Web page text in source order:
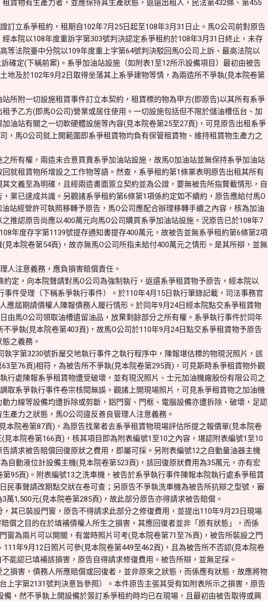
賃物有生產力者，並應保持其生產狀態，返還出租人，民法第432條、第455
訂立系爭租約，租期自102年7月25日起至108年3月31日止。馬O公司前對原告
本院以108年度重訴字第303號判決認定系爭租約於108年3月31日終止，未存
等法院臺中分院以109年度重上字第64號判決駁回馬O公司上訴、最高法院以
確定(下稱前案)。系爭加油站設施（如附表1至12所示設備項目）最初由被告
地及於102年9月2日取得坐落其上系爭建物等情，為兩造所不爭執(見本院卷第
所附一切設施租賃事件訂立本契約，租賃標的物為甲方(即原告)以其所有系爭
予乙方(即馬O公司)營業或居住使用。一切設施包括但不限於儲油槽伍台、加
油站有關之一切軟硬體設施等內容(見本院卷第25至27頁)，可見原告出租系爭
，馬O公司就上開範圍即系爭租賃物均負有保管租賃物、維持租賃物生產力之
所有權，兩造未合意買賣系爭加油站設施，故馬O加油站並無保持系爭加油站
就租賃物所增設之工作物等語。然查，系爭租約第1條業表明原告出租其所有
文義至為明確，且經兩造書面簽立契約並為公證，要無被告所指贅載情形，自
業已達成共識。另觀諸系爭租約第6條第1項係約定如不續約，原告應給付馬O
站經營許可執照移轉予原告，馬O公司應配合辦理移轉手續之內容，核為加油
推認原告尚應以400萬元向馬O公司購買系爭加油站設施。況原告已於108年7
年度存字第1139號提存通知書提存400萬元，故被告並無系爭租約第6條第2項
本院卷第54頁)，故亦無馬O公司所指未給付400萬元之情形。是其所辯，並無
人注意義務，應負損害賠償責任。
定，向本院聲請對馬O公司為強制執行，返還系爭租賃物予原告，經本院以
事件受理（下稱系爭執行事件）。於110年4月15日執行筆錄記載，司法事務官
應屆期請債權人陳報債務人履行情形。於同年9月24日經本院點交系爭租賃物
由馬O公司領取油槽遺留油品，放棄剩餘部分之所有權。系爭執行事件於同年
爭執(見本院卷第403頁)，故馬O公司於110年9月24日點交系爭租賃物予原告
之義務。
字第3230號拆屋交地執行事件之執行程序中，陳報堪估標的物現況照片，該
至76頁)相符，為被告所不爭執(見本院卷第295頁)，可見斯時系爭租賃物外觀
行處陳報系爭租賃物遭受破壞，並有現況照片、士元加油機廠股份有限公司之
取系爭執行事件卷宗核閱無誤。觀諸上開現場照片，可見系爭租賃物之加油機
力線等設備均遭拆除或剪斷，鋁門窗、門框、電腦設備亦遭拆除、破壞，足認
產力之狀態，馬O公司違反善良管理人注意義務。
院卷第87頁)，為原告找業者去系爭租賃物現場評估所提之報價單(見本院卷
本院卷第166頁)，核其項目即為附表編號1至10之內容，堪認附表編號1至10
請求被告賠償回復原狀之費用，即屬可採。另附表編號12之自動量油器主機
自動液位計設備主機(見本院卷第523頁)，該回復原狀費用為35萬元，亦有宏
95頁)。附表編號13之洗車機，被告於系爭執行事件陳報本院執行處系爭租賃
民事聲請改期點交狀在卷可查；另原告不爭執洗車機為被告所抗辯之型號，審
1,500元(見本院卷第285頁)，故此部分原告亦得請求被告賠償。
其已裝設門窗，原告不得請求此部分之修復費用，並提出110年9月23日現場
償之目的在於填補債權人所生之損害，其應回復者並非「原有狀態」，而係
窗為兩片可以開關，有當時照片可考(見本院卷第71至76頁)，被告所裝設之門
年9月12日照片可參(見本院卷第449至462頁)，且為被告所不否認(見本院卷
能認已填補該損害，原告自得請求修復費用。被告所辯，並無足採。
損害，債務人所應賠償或回復者，並非原來之狀態，而係應有狀態，故應將物
上字第2131號判決意旨參照）。本件原告主張其受有如附表所示之損害，原告
備，然不爭執上開設備於簽訂系爭租約時均已在現場，且最初由被告取得或興